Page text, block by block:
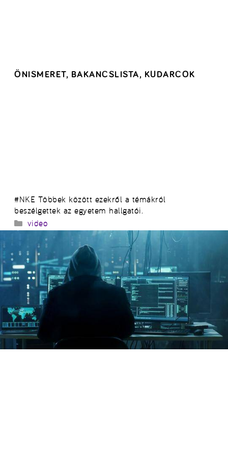
ÖNISMERET, BAKANCSLISTA, KUDARCOK
#NKE Többek között ezekről a témákról
beszélgettek az egyetem hallgatói.
Kategória
video